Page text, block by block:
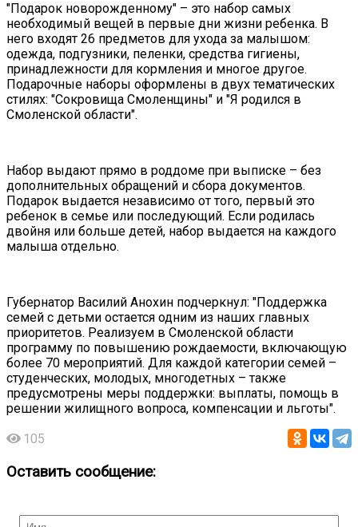
"Подарок новорожденному" – это набор самых
необходимый вещей в первые дни жизни ребенка. В
него входят 26 предметов для ухода за малышом:
одежда, подгузники, пеленки, средства гигиены,
принадлежности для кормления и многое другое.
Подарочные наборы оформлены в двух тематических
стилях: "Сокровища Смоленщины" и "Я родился в
Смоленской области".
Набор выдают прямо в роддоме при выписке – без
дополнительных обращений и сбора документов.
Подарок выдается независимо от того, первый это
ребенок в семье или последующий. Если родилась
двойня или больше детей, набор выдается на каждого
малыша отдельно.
Губернатор Василий Анохин подчеркнул: "Поддержка
семей с детьми остается одним из наших главных
приоритетов. Реализуем в Смоленской области
программу по повышению рождаемости, включающую
более 70 мероприятий. Для каждой категории семей –
студенческих, молодых, многодетных – также
предусмотрены меры поддержки: выплаты, помощь в
решении жилищного вопроса, компенсации и льготы".
105
Оставить сообщение: